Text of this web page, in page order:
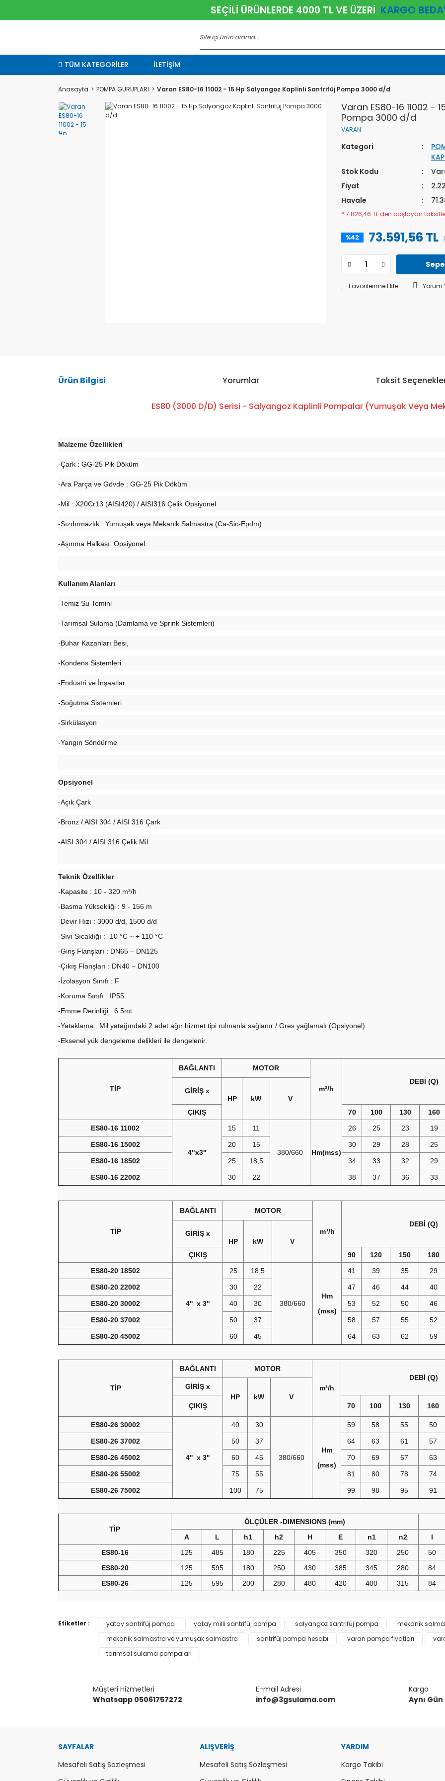
SEÇİLİ ÜRÜNLERDE 4000 TL VE ÜZERİ KARGO
TÜM KATEGORİLER İLETİŞİM
Anasayfa POMPA GURUPLARI Varan ES80-16 11002 - 15 Hp Salyangoz Kaplinli Santrifüj Pompa 3000 d/d
Varan ES80-16 11002 -
Pompa 3000 d/d
VARAN
Kategori
Stok Kodu
Fiyat
Havale
* 7.826,46 TL den başlayan
%42 73.591,56 TL
Yorum
Ürün Bilgisi Yorumlar Taksit
ES80 (3000 D/d) Serisi - Salyangoz Kaplinli Pompalar (Yumuşak Veya
Malzeme Özellikleri
-Çark : GG-25 Pik Döküm
-Ara Parça ve Gövde : GG-25 Pik Döküm
-Mil : X20Cr13 (AISI420) / AISI316 Çelik Opsiyonel
-Sızdırmazlık : Yumuşak veya Mekanik Salmastra (Ca-Sic-Epdm)
-Aşınma Halkası: Opsiyonel
Kullanım Alanları
-Temiz Su Temini
-Tarımsal Sulama (Damlama ve Sprink Sistemleri)
-Buhar Kazanları Besi,
-Kondens Sistemleri
-Endüstri ve İnşaatlar
-Soğutma Sistemleri
-Sirkülasyon
-Yangın Söndürme
Opsiyonel
-Açık Çark
-Bronz / AISI 304 / AISI 316 Çark
-AISI 304 / AISI 316 Çelik Mil
Teknik Özellikler
-Kapasite : 10 - 320 m³/h
-Basma Yüksekliği : 9 - 156 m
-Devir Hızı : 3000 d/d, 1500 d/d
-Sıvı Sıcaklığı : -10 °C ~ + 110 °C
-Giriş Flanşları : DN65 – DN125
-Çıkış Flanşları : DN40 – DN100
-İzolasyon Sınıfı : F
-Koruma Sınıfı : IP55
-Emme Derinliği : 6.5mt.
-Yataklama: Mil yatağındaki 2 adet ağır hizmet tipi rulmanla sağlanır / Gres yağlamalı (Opsiyonel)
-Eksenel yük dengeleme delikleri ile dengelenir.
TİP
BAĞLANTI MOTOR
m³/h
DEBİ (Q)
GİRİŞ x
HP
kW
V
ÇIKIŞ
70 100 130 160
ES80-16 11002
4"x3"
15 11
380/660 Hm(mss)
26 25 23 19
ES80-16 15002 20 15 30 29 28 25
ES80-16 18502 25 18,5 34 33 32 29
ES80-16 22002 30 22 38 37 36 33
TİP
BAĞLANTI MOTOR
m³/h
DEBİ (Q)
GİRİŞ x
HP
kW
V
ÇIKIŞ
90 120 150 180
ES80-20 18502
4'' x 3"
25 18,5
380/660
Hm
(mss)
41 39 35 29
ES80-20 22002 30 22 47 46 44 40
ES80-20 30002 40 30 53 52 50 46
ES80-20 37002 50 37 58 57 55 52
ES80-20 45002 60 45 64 63 62 59
TİP
BAĞLANTI MOTOR
m³/h
DEBİ (Q)
GİRİŞ x
HP
kW
V
ÇIKIŞ
70 100 130 160
ES80-26 30002
4'' x 3"
40 30
380/660
Hm
(mss)
59 58 55 50
ES80-26 37002 50 37 64 63 61 57
ES80-26 45002 60 45 70 69 67 63
ES80-26 55002 75 55 81 80 78 74
ES80-26 75002 100 75 99 98 95 91
TİP
ÖLÇÜLER -DIMENSIONS (mm)
A
L h1 h2 H E n1 n2 I
ES80-16
125 485 180 225 405 350 320 250 50
ES80-20
125 595 180 250 430 385 345 280 84
ES80-26
125 595 200 280 480 420 400 315 84
Bu ürüne ilk yorumu siz yapın!
Bu ürünün fiyat bilgisi, resim, ürün açıklamalarında ve diğer konularda yetersiz gördüğünüz noktaları öneri formunu
Görüş ve önerileriniz için teşekkür ederiz.
Ürün resmi kalitesiz, bozuk veya görüntülenemiyor.
Ürün fiyatı diğer sitelerden daha pahalı.
Gönder
Etiketler : yatay santrifüj pompa yatay milli santrifüj pompa salyangoz santrifüj pompa
mekanik
mekanik salmastra ve yumuşak salmastra
santrifüj pompa hesabı varan pompa fiyatları
tarımsal sulama pompaları
Müşteri Hizmetleri
Whatsapp 05061757272
E-mail Adresi
info@3gsulama.com
Kargo
Aynı
SAYFALAR
Mesafeli Satış Sözleşmesi
ALIŞVERİŞ
Mesafeli Satış Sözleşmesi
YARDIM
Kargo Takibi